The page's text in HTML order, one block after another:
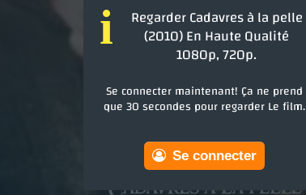
i Regarder Cadavres à la pelle
(2010) En Haute Qualité
1080p, 720p.
Se connecter maintenant! Ça ne prend
que 30 secondes pour regarder Le film.
Se connecter